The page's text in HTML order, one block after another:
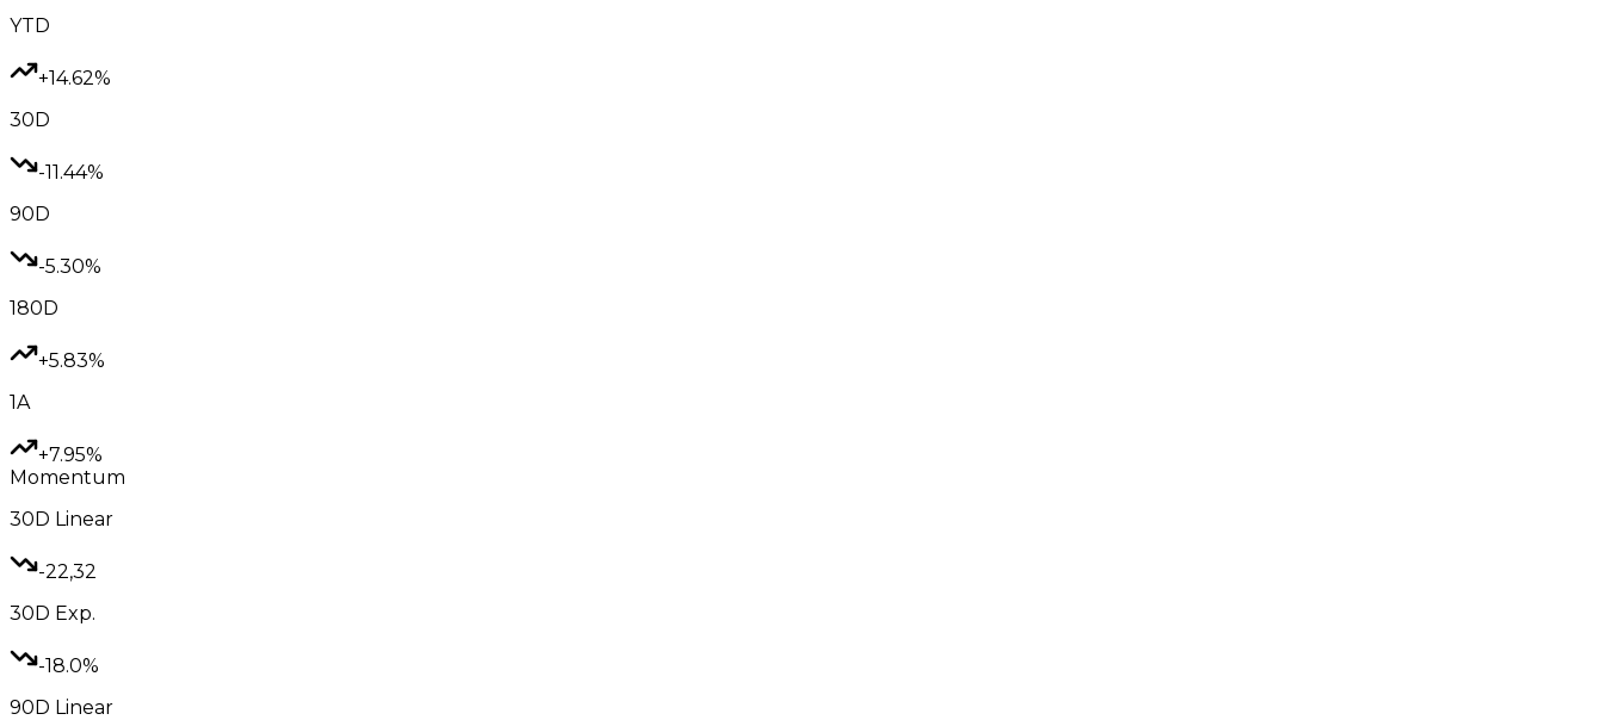
YTD
+14.62%
30D
-11.44%
90D
-5.30%
180D
+5.83%
1A
+7.95%
Momentum
30D Linear
-22,32
30D Exp.
-18.0%
90D Linear